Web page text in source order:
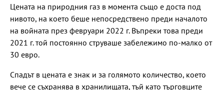
Цената на природния газ в момента също е доста под
нивото, на което беше непосредствено преди началото
на войната през февруари 2022 г. Въпреки това преди
2021 г. той постоянно струваше забележимо по-малко от
30 евро.
Спадът в цената е знак и за голямото количество, което
вече се съхранява в хранилищата, тъй като търговците